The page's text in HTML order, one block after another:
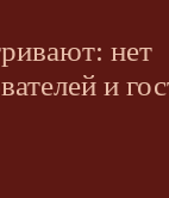
нет
и